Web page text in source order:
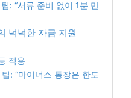
: “서류 준비 없이 1분 만
넉넉한 자금 지원
적용
: “마이너스 통장은 한도